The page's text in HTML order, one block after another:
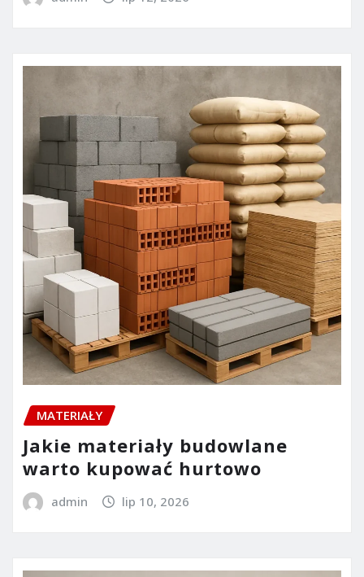
MATERIAŁY
Jakie materiały budowlane
warto kupować hurtowo
admin lip 10, 2026